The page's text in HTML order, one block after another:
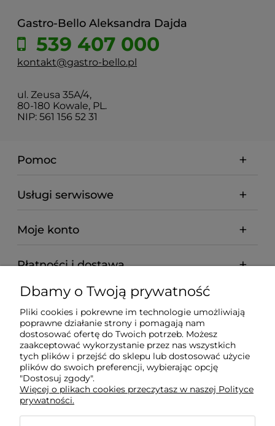
Gastro-Bello Aleksandra Dajda
539 407 000
kontakt@gastro-bello.pl
ul. Zeusa 35A/4,
80-180 Kowale, PL.
NIP: 561 156 52 31
Pomoc
Usługi serwisowe
Moje konto
Płatności i dostawa
Informacje
O nas
Wyposażenie Gastronomii - Projekty Technologiczne -
Sklep Gastronomiczny - Serwis Sprzętu
Gastronomicznego | Gdańsk - Trójmiasto - Pomorskie
Dbamy o Twoją prywatność
Pliki cookies i pokrewne im technologie umożliwiają
poprawne działanie strony i pomagają nam
dostosować ofertę do Twoich potrzeb. Możesz
zaakceptować wykorzystanie przez nas wszystkich
tych plików i przejść do sklepu lub dostosować użycie
plików do swoich preferencji, wybierając opcję
"Dostosuj zgody".
Więcej o plikach cookies przeczytasz w naszej Polityce
prywatności.